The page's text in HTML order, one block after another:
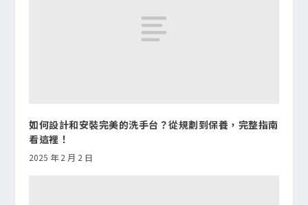
如何設計和安裝完美的洗手台？從規劃到保養，完整指南
看這裡！
2025 年 2 月 2 日